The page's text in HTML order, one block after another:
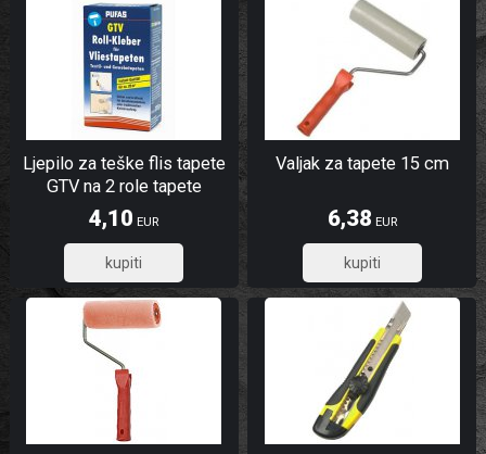
Ljepilo za teške flis tapete
GTV na 2 role tapete
4,10 EUR
3,28
Valjak za tapete 15 cm
6,38 EUR
5,10